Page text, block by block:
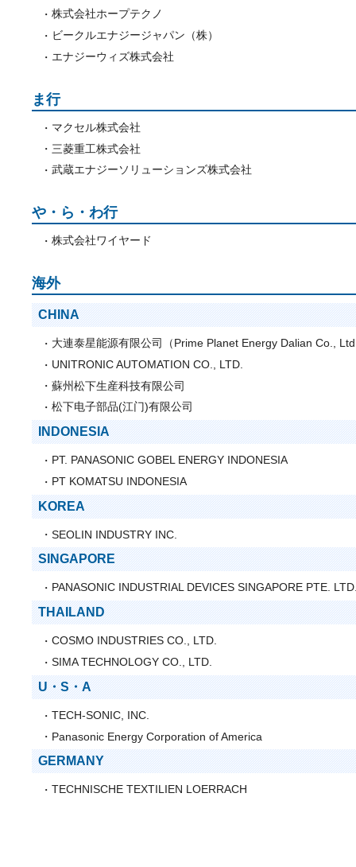
株式会社ホープテクノ
ビークルエナジージャパン（株）
エナジーウィズ株式会社
ま行
マクセル株式会社
三菱重工株式会社
武蔵エナジーソリューションズ株式会社
や・ら・わ行
株式会社ワイヤード
海外
CHINA
大連泰星能源有限公司（Prime Planet Energy Dalian Co.,
UNITRONIC AUTOMATION CO., LTD.
蘇州松下生産科技有限公司
松下电子部品(江门)有限公司
INDONESIA
PT. PANASONIC GOBEL ENERGY INDONESIA
PT KOMATSU INDONESIA
KOREA
SEOLIN INDUSTRY INC.
SINGAPORE
PANASONIC INDUSTRIAL DEVICES SINGAPORE PTE.
THAILAND
COSMO INDUSTRIES CO., LTD.
SIMA TECHNOLOGY CO., LTD.
U・S・A
TECH-SONIC, INC.
Panasonic Energy Corporation of America
GERMANY
TECHNISCHE TEXTILIEN LOERRACH